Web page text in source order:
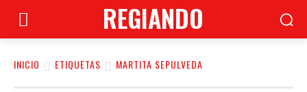
REGIANDO
INICIO ETIQUETAS MARTITA SEPULVEDA